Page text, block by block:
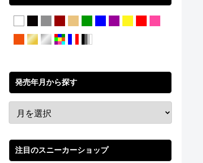
発売年月から探す
注目のスニーカーショップ